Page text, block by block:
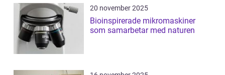
20 november 2025
Bioinspirerade mikromaskiner
som samarbetar med naturen